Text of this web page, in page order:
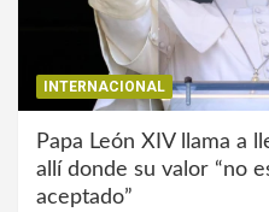
INTERNACIONAL
Papa León XIV llama a
allí donde su valor “no
aceptado”